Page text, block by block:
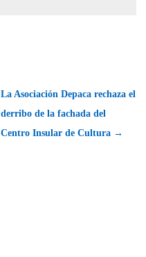
La Asociación Depaca rechaza el
derribo de la fachada del
Centro Insular de Cultura →